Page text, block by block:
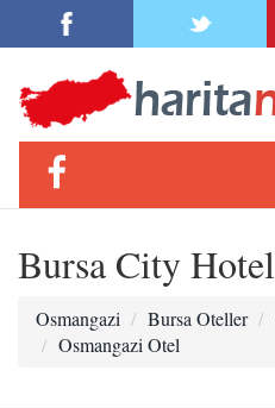
Bursa City Hotel
Osmangazi Bursa Oteller
Osmangazi Otel